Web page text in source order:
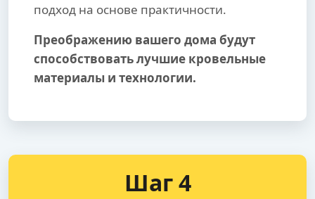
подход на основе практичности.
Преображению вашего дома будут
способствовать лучшие кровельные
материалы и технологии.
Шаг 4